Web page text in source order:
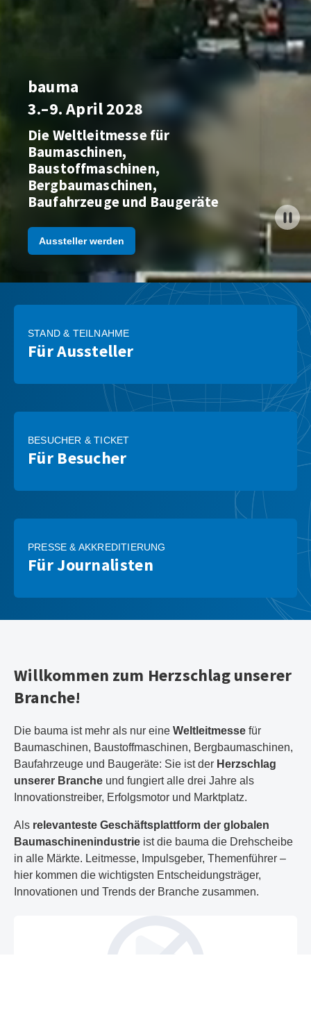
bauma
3.–9. April 2028
Die Weltleitmesse für
Baumaschinen,
Baustoffmaschinen,
Bergbaumaschinen,
Baufahrzeuge und Baugeräte
Aussteller werden
STAND & TEILNAHME
Für Aussteller
BESUCHER & TICKET
Für Besucher
PRESSE & AKKREDITIERUNG
Für Journalisten
Willkommen zum Herzschlag unserer
Branche!
Die bauma ist mehr als nur eine Weltleitmesse für
Baumaschinen, Baustoffmaschinen, Bergbaumaschinen,
Baufahrzeuge und Baugeräte: Sie ist der Herzschlag
unserer Branche und fungiert alle drei Jahre als
Innovationstreiber, Erfolgsmotor und Marktplatz.
Als relevanteste Geschäftsplattform der globalen
Baumaschinenindustrie ist die bauma die Drehscheibe
in alle Märkte. Leitmesse, Impulsgeber, Themenführer –
hier kommen die wichtigsten Entscheidungsträger,
Innovationen und Trends der Branche zusammen.